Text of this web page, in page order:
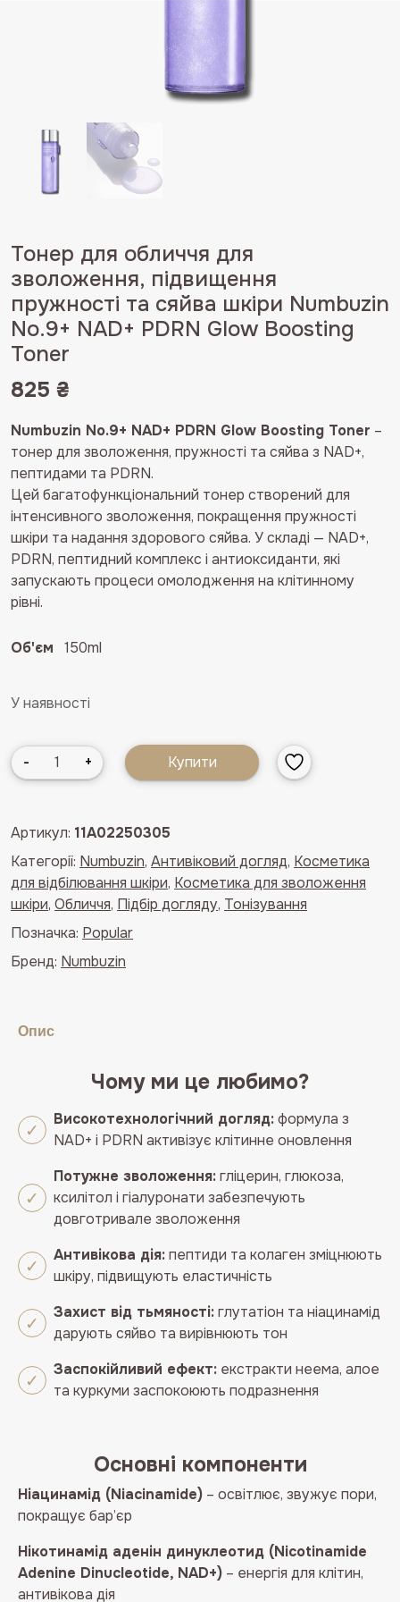
Тонер для обличчя для
зволоження, підвищення
пружності та сяйва шкіри Numbuzin
No.9+ NAD+ PDRN Glow Boosting
Toner
825 ₴
Numbuzin No.9+ NAD+ PDRN Glow Boosting Toner –
тонер для зволоження, пружності та сяйва з NAD+,
пептидами та PDRN.
Цей багатофункціональний тонер створений для
інтенсивного зволоження, покращення пружності
шкіри та надання здорового сяйва. У складі — NAD+,
PDRN, пептидний комплекс і антиоксиданти, які
запускають процеси омолодження на клітинному
рівні.
Об'єм 150ml
У наявності
Тонер
для
зволоження,
підвищення
пружності
та
сяйва
Numbuzin
PDRN
кількість
- + Купити
Артикул: 11A02250305
Категорії: Numbuzin, Антивіковий догляд, Косметика
для відбілювання шкіри, Косметика для зволоження
шкіри, Обличчя, Підбір догляду, Тонізування
Позначка: Popular
Бренд: Numbuzin
Опис
Чому ми це любимо?
Високотехнологічний догляд:формула з
NAD+ і PDRN активізує клітинне оновлення
Потужне зволоження:гліцерин, глюкоза,
ксилітол і гіалуронати забезпечують
довготривале зволоження
Антивікова дія:пептиди та колаген зміцнюють
шкіру, підвищують еластичність
Захист від тьмяності:глутатіон та ніацинамід
дарують сяйво та вирівнюють тон
Заспокійливий ефект: екстракти неема, алое
та куркуми заспокоюють подразнення
Основні компоненти
Ніацинамід (Niacinamide) – освітлює, звужує пори,
покращує бар’єр
Нікотинамід аденін динуклеотид (Nicotinamide
Adenine Dinucleotide, NAD+) – енергія для клітин,
антивікова дія